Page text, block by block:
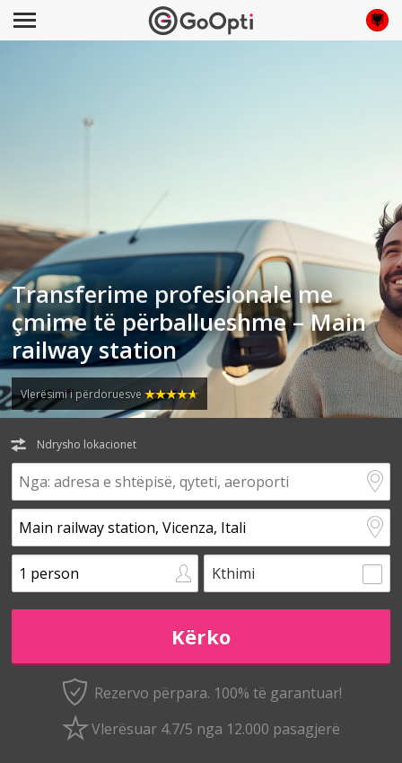
Transferime profesionale me
çmime të përballueshme – Main
railway station
Vlerësimi i përdoruesve
Ndrysho lokacionet
Kthimi
Rezervo përpara. 100% të garantuar!
Vlerësuar 4.7/5 nga 12.000 pasagjerë